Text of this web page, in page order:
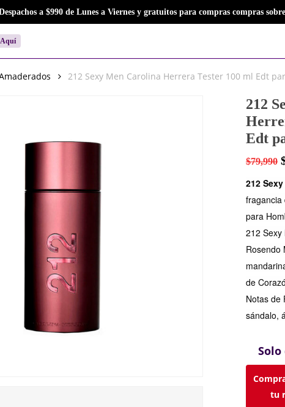
a $990 de Lunes a Viernes y gratuitos para compras compras
Aquí
Cart
212 Sexy Men Carolina Herrera Tester 100 ml Edt
212
Edt
$79,990
212
fragancia
para
212
Rosendo
de
Notas de
sándalo,
tu